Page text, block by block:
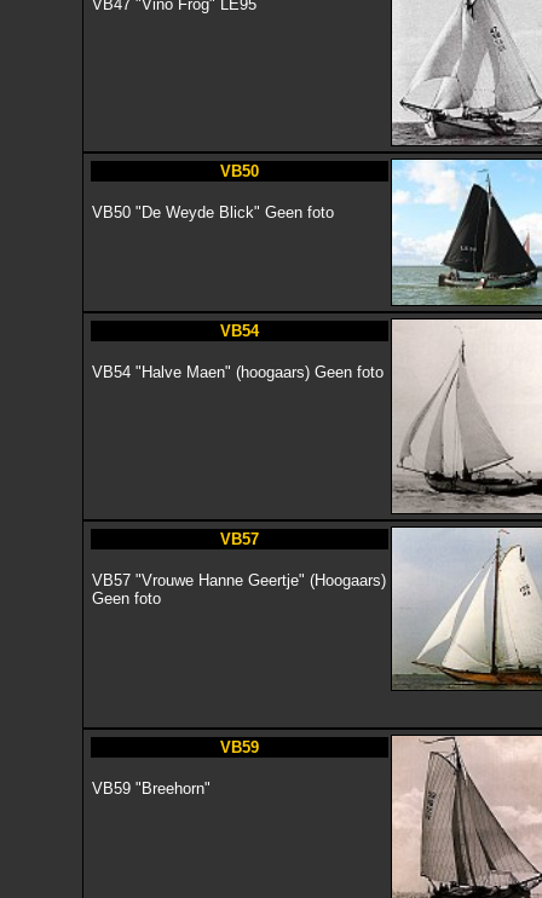
VB47 "Vino Frog" LE95
VB50
VB50 "De Weyde Blick" Geen foto
VB54
VB54 "Halve Maen" (hoogaars) Geen foto
VB57
VB57 "Vrouwe Hanne Geertje" (Hoogaars)
Geen foto
VB59
VB59 "Breehorn"